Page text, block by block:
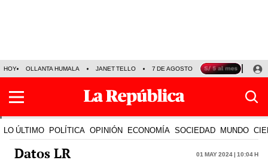
HOY OLLANTA HUMALA JANET TELLO 7 DE AGOSTO TINKA RESULTADOS
LO ÚLTIMO POLÍTICA OPINIÓN ECONOMÍA SOCIEDAD MUNDO
Datos LR 01 May 2024 | 10:04 h